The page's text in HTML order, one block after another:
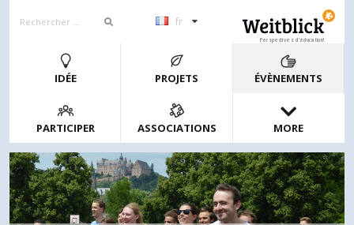
fr
Perspectives d’éducation!
IDÉE PROJETS ÉVÈNEMENTS
PARTICIPER ASSOCIATIONS MORE